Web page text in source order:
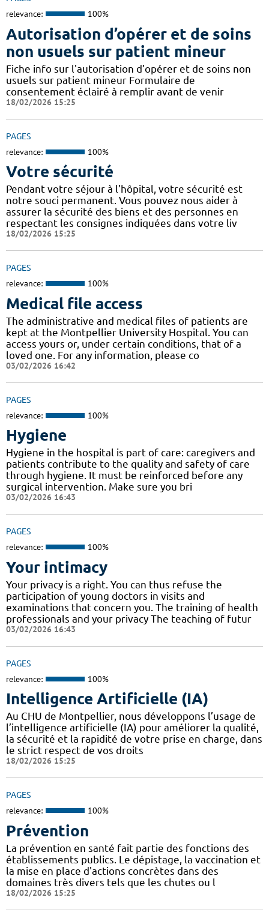
relevance: 100%
Autorisation d’opérer et de soins
non usuels sur patient mineur
Fiche info sur l'autorisation d’opérer et de soins non
usuels sur patient mineur Formulaire de
consentement éclairé à remplir avant de venir
18/02/2026 15:25
PAGES
relevance: 100%
Votre sécurité
Pendant votre séjour à l'hôpital, votre sécurité est
notre souci permanent. Vous pouvez nous aider à
assurer la sécurité des biens et des personnes en
respectant les consignes indiquées dans votre liv
18/02/2026 15:25
PAGES
relevance: 100%
Medical file access
The administrative and medical files of patients are
kept at the Montpellier University Hospital. You can
access yours or, under certain conditions, that of a
loved one. For any information, please co
03/02/2026 16:42
PAGES
relevance: 100%
Hygiene
Hygiene in the hospital is part of care: caregivers and
patients contribute to the quality and safety of care
through hygiene. It must be reinforced before any
surgical intervention. Make sure you bri
03/02/2026 16:43
PAGES
relevance: 100%
Your intimacy
Your privacy is a right. You can thus refuse the
participation of young doctors in visits and
examinations that concern you. The training of health
professionals and your privacy The teaching of futur
03/02/2026 16:43
PAGES
relevance: 100%
Intelligence Artificielle (IA)
Au CHU de Montpellier, nous développons l’usage de
l’intelligence artificielle (IA) pour améliorer la qualité,
la sécurité et la rapidité de votre prise en charge, dans
le strict respect de vos droits
18/02/2026 15:25
PAGES
relevance: 100%
Prévention
La prévention en santé fait partie des fonctions des
établissements publics. Le dépistage, la vaccination et
la mise en place d'actions concrètes dans des
domaines très divers tels que les chutes ou l
18/02/2026 15:25